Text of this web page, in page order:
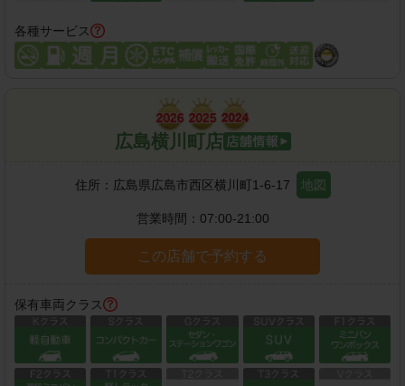
各種サービス
広島横川町店
住所： 広島県広島市西区横川町1-6-17 地図
営業時間： 07:00-21:00
この店舗で予約する
保有車両クラス